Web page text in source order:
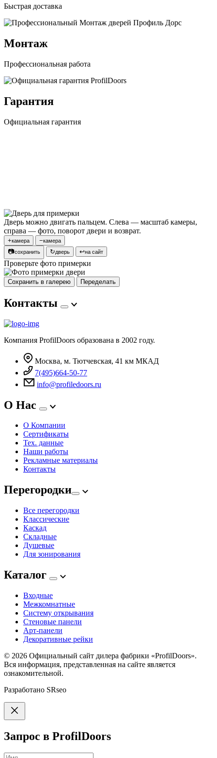
Быстрая доставка
Монтаж
Профессиональная работа
Гарантия
Официальная гарантия
Дверь можно двигать пальцем. Слева — масштаб камеры,
справа — фото, поворот двери и возврат.
+камера −камера
📷сохранить ↻дверь ↩на сайт
Проверьте фото примерки
Сохранить в галерею Переделать
Контакты
Компания ProfilDoors образована в 2002 году.
Москва, м. Тютчевская, 41 км МКАД
7(495)664-50-77
info@profiledoors.ru
О Нас
О Компании
Сертификаты
Тех. данные
Наши работы
Рекламные материалы
Контакты
Перегородки
Все перегородки
Классические
Каскад
Складные
Душевые
Для зонирования
Каталог
Входные
Межкомнатные
Систему открывания
Стеновые панели
Арт-панели
Декоративные рейки
© 2026 Официальный сайт дилера фабрики «ProfilDoors».
Вся информация, представленная на сайте является
ознакомительной.
Разработано SRseo
Запрос в ProfilDoors